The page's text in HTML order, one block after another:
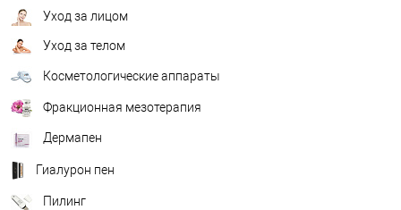
Уход за лицом
Уход за телом
Косметологические аппараты
Фракционная мезотерапия
Дермапен
Гиалурон пен
Пилинг